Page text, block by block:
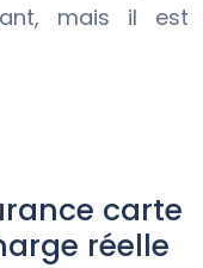
mais il est
carte
réelle